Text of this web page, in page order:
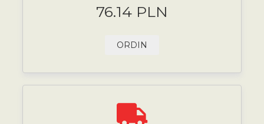
76.14 PLN
ORDIN